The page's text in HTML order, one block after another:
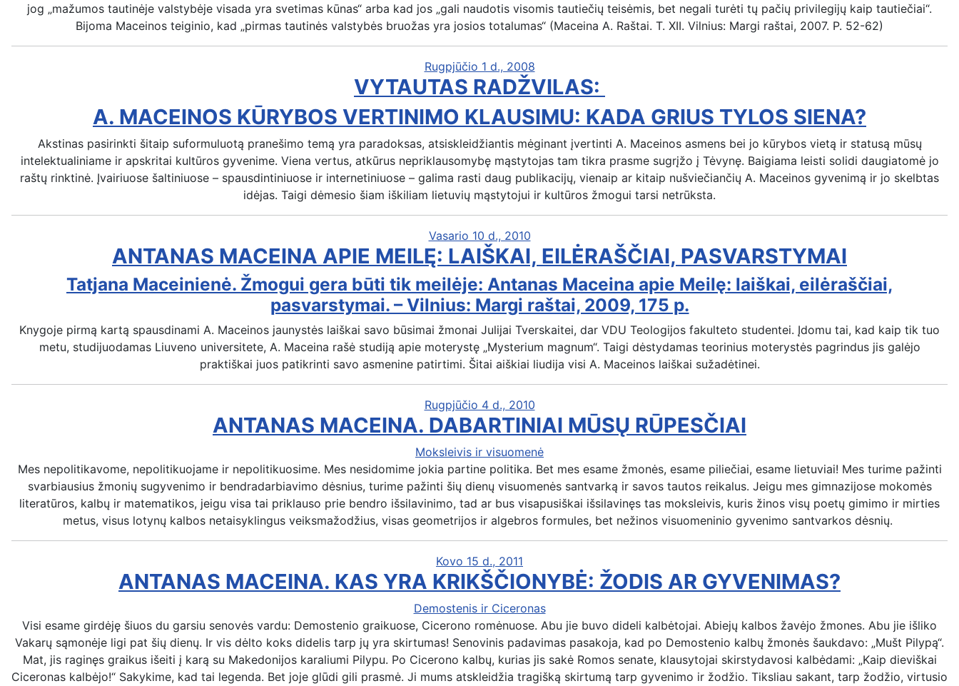
jog „mažumos tautinėje valstybėje visada yra svetimas kūnas“ arba kad jos „gali naudotis visomis tautiečių teisėmis, bet negali turėti tų pačių privilegijų kaip tautiečiai“.
Bijoma Maceinos teiginio, kad „pirmas tautinės valstybės bruožas yra josios totalumas“ (Maceina A. Raštai. T. XII. Vilnius: Margi raštai, 2007. P. 52-62)
Rugpjūčio 1 d., 2008
VYTAUTAS RADŽVILAS:
A. MACEINOS KŪRYBOS VERTINIMO KLAUSIMU: KADA GRIUS TYLOS SIENA?
Akstinas pasirinkti šitaip suformuluotą pranešimo temą yra paradoksas, atsiskleidžiantis mėginant įvertinti A. Maceinos asmens bei jo kūrybos vietą ir statusą mūsų
intelektualiniame ir apskritai kultūros gyvenime. Viena vertus, atkūrus nepriklausomybę mąstytojas tam tikra prasme sugrįžo į Tėvynę. Baigiama leisti solidi daugiatomė jo
raštų rinktinė. Įvairiuose šaltiniuose – spausdintiniuose ir internetiniuose – galima rasti daug publikacijų, vienaip ar kitaip nušviečiančių A. Maceinos gyvenimą ir jo skelbtas
idėjas. Taigi dėmesio šiam iškiliam lietuvių mąstytojui ir kultūros žmogui tarsi netrūksta.
Vasario 10 d., 2010
ANTANAS MACEINA APIE MEILĘ: LAIŠKAI, EILĖRAŠČIAI, PASVARSTYMAI
Tatjana Maceinienė. Žmogui gera būti tik meilėje: Antanas Maceina apie Meilę: laiškai, eilėraščiai,
pasvarstymai. – Vilnius: Margi raštai, 2009, 175 p.
Knygoje pirmą kartą spausdinami A. Maceinos jaunystės laiškai savo būsimai žmonai Julijai Tverskaitei, dar VDU Teologijos fakulteto studentei. Įdomu tai, kad kaip tik tuo
metu, studijuodamas Liuveno universitete, A. Maceina rašė studiją apie moterystę „Mysterium magnum“. Taigi dėstydamas teorinius moterystės pagrindus jis galėjo
praktiškai juos patikrinti savo asmenine patirtimi. Šitai aiškiai liudija visi A. Maceinos laiškai sužadėtinei.
Rugpjūčio 4 d., 2010
ANTANAS MACEINA. DABARTINIAI MŪSŲ RŪPESČIAI
Moksleivis ir visuomenė
Mes nepolitikavome, nepolitikuojame ir nepolitikuosime. Mes nesidomime jokia partine politika. Bet mes esame žmonės, esame piliečiai, esame lietuviai! Mes turime pažinti
svarbiausius žmonių sugyvenimo ir bendradarbiavimo dėsnius, turime pažinti šių dienų visuomenės santvarką ir savos tautos reikalus. Jeigu mes gimnazijose mokomės
literatūros, kalbų ir matematikos, jeigu visa tai priklauso prie bendro išsilavinimo, tad ar bus visapusiškai išsilavinęs tas moksleivis, kuris žinos visų poetų gimimo ir mirties
metus, visus lotynų kalbos netaisyklingus veiksmažodžius, visas geometrijos ir algebros formules, bet nežinos visuomeninio gyvenimo santvarkos dėsnių.
Kovo 15 d., 2011
ANTANAS MACEINA. KAS YRA KRIKŠČIONYBĖ: ŽODIS AR GYVENIMAS?
Demostenis ir Ciceronas
Visi esame girdėję šiuos du garsiu senovės vardu: Demostenio graikuose, Cicerono romėnuose. Abu jie buvo dideli kalbėtojai. Abiejų kalbos žavėjo žmones. Abu jie išliko
Vakarų sąmonėje ligi pat šių dienų. Ir vis dėlto koks didelis tarp jų yra skirtumas! Senovinis padavimas pasakoja, kad po Demostenio kalbų žmonės šaukdavo: „Mušt Pilypą“.
Mat, jis raginęs graikus išeiti į karą su Makedonijos karaliumi Pilypu. Po Cicerono kalbų, kurias jis sakė Romos senate, klausytojai skirstydavosi kalbėdami: „Kaip dieviškai
Ciceronas kalbėjo!“ Sakykime, kad tai legenda. Bet joje glūdi gili prasmė. Ji mums atskleidžia tragišką skirtumą tarp gyvenimo ir žodžio. Tiksliau sakant, tarp žodžio, virtusio